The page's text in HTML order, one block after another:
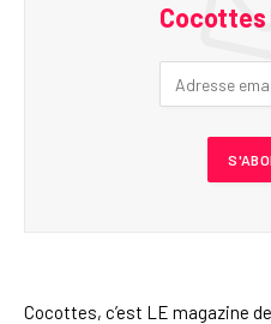
Cocottes
Cocottes, c’est LE magazine